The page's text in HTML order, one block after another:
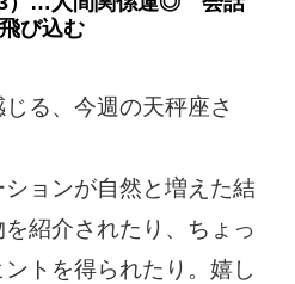
び込む
る、今週の天秤座さ
ョンが自然と増えた結
紹介されたり、ちょっ
トを得られたり。嬉し